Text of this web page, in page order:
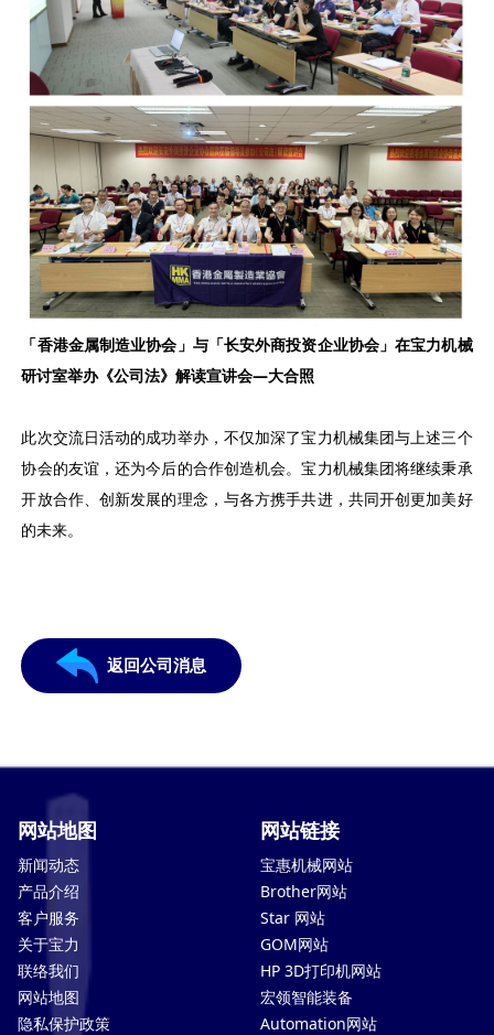
「香港金属制造业协会」与「长安外商投资企业协会」在宝力机械
研讨室举办《公司法》解读宣讲会—大合照
此次交流日活动的成功举办，不仅加深了宝力机械集团与上述三个
协会的友谊，还为今后的合作创造机会。宝力机械集团将继续秉承
开放合作、创新发展的理念，与各方携手共进，共同开创更加美好
的未来。
返回公司消息
网站地图
新闻动态
产品介绍
客户服务
关于宝力
联络我们
网站地图
隐私保护政策
网站链接
宝惠机械网站
Brother网站
Star 网站
GOM网站
HP 3D打印机网站
宏领智能装备
Automation网站